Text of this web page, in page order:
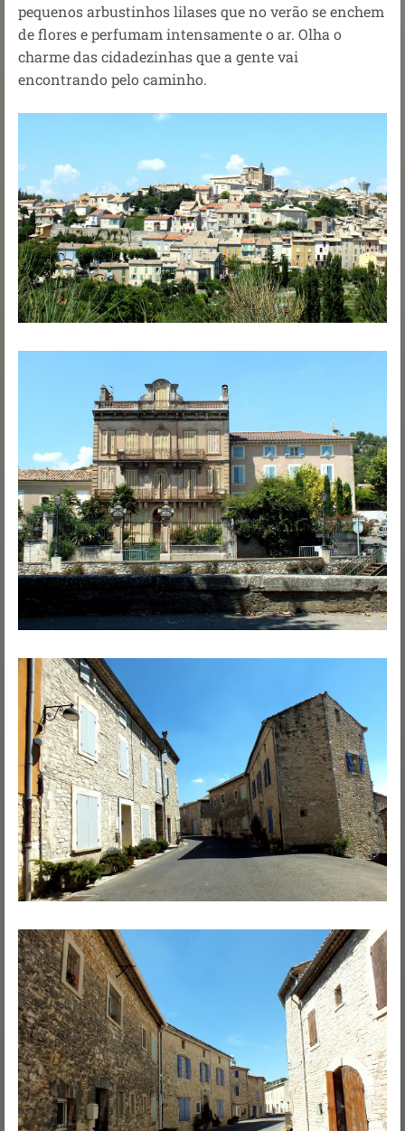
pequenos arbustinhos lilases que no verão se enchem
de flores e perfumam intensamente o ar. Olha o
charme das cidadezinhas que a gente vai
encontrando pelo caminho.